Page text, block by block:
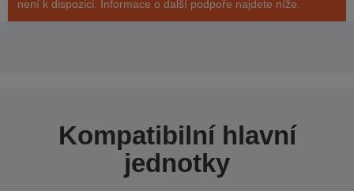
není k dispozici. Informace o další podpoře najdete níže.
Kompatibilní hlavní
jednotky